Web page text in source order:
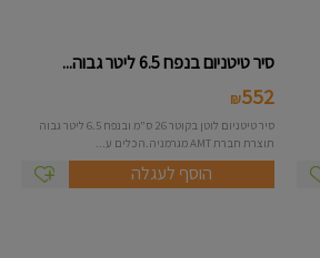
סיר טיטניום בנפח 6.5 ליטר גבוה...
552
₪
סיר טיטניום לוטן בקוטר 26 ס"מ ובנפח 6.5 ליטר גבוה
תוצרת חברת AMT מגרמניה.הכלים ע...
הוסף לעגלה